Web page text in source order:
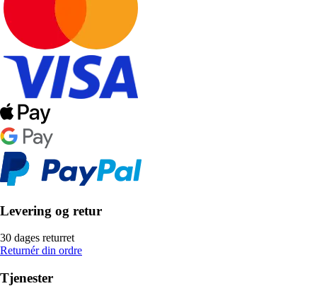
Levering og retur
30 dages returret
Returnér din ordre
Tjenester